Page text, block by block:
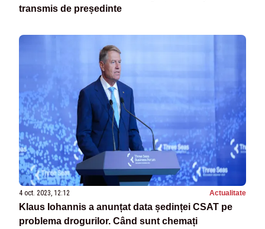
transmis de președinte
4 oct. 2023, 12:12 Actualitate
Klaus Iohannis a anunțat data ședinței CSAT pe
problema drogurilor. Când sunt chemați